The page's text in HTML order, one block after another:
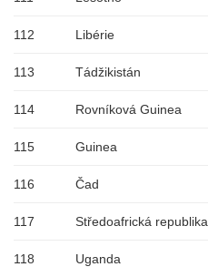
112 Libérie
113 Tádžikistán
114 Rovníková Guinea
115 Guinea
116 Čad
117 Středoafrická republika
118 Uganda